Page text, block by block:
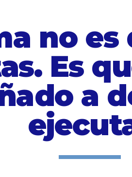
no
Es
a